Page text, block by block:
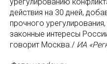
действия на 30 дней,
прочного
законные интересы
говорит Москва./ ИА